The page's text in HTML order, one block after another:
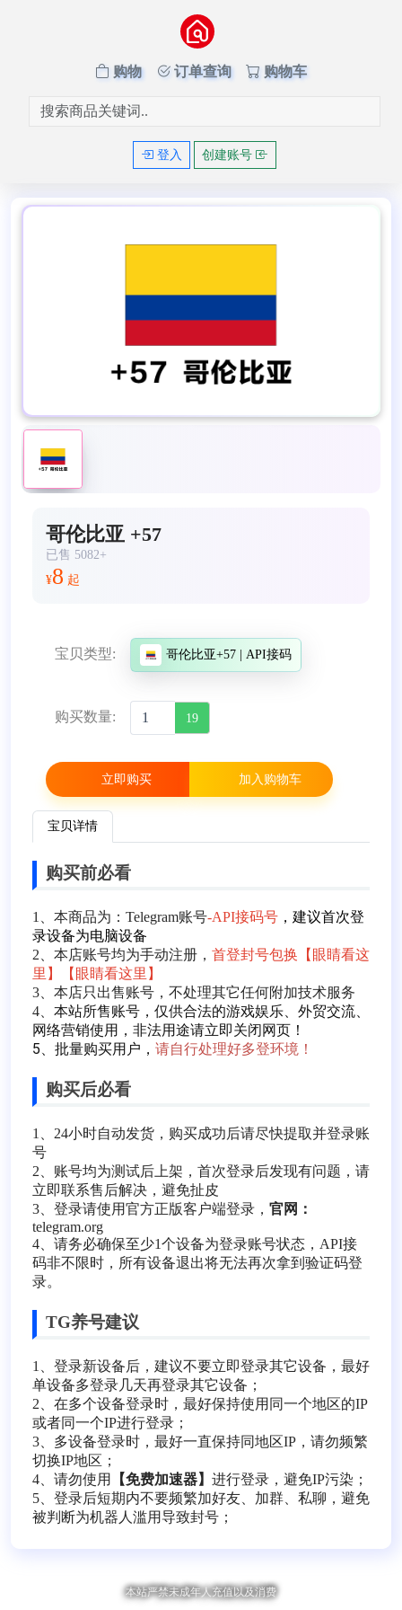
购物 订单查询 购物车
登入 创建账号
哥伦比亚 +57
已售 5082+
¥8 起
宝贝类型: 哥伦比亚+57 | API接码
购买数量: 19
立即购买 加入购物车
宝贝详情
购买前必看
1、本商品为：Telegram账号-API接码号 ，建议首次登
录设备为电脑设备
2、本店账号均为手动注册， 首登封号包换【眼睛看这
里】【眼睛看这里】
3、本店只出售账号，不处理其它任何附加技术服务
4、 本站所售账号，仅供合法的游戏娱乐、外贸交流、
网络营销使用，非法用途请立即关闭网页！
5、批量购买用户， 请自行处理好多登环境！
购买后必看
1、24小时自动发货，购买成功后请尽快提取并登录账
号
2、账号均为测试后上架，首次登录后发现有问题，请
立即联系售后解决，避免扯皮
3、登录请使用官方正版客户端登录， 官网：
telegram.org
4、请务必确保至少1个设备为登录账号状态，API接
码非不限时，所有设备退出将无法再次拿到验证码登
录。
TG养号建议
1、登录新设备后，建议不要立即登录其它设备，最好
单设备多登录几天再登录其它设备；
2、在多个设备登录时，最好保持使用同一个地区的IP
或者同一个IP进行登录；
3、多设备登录时，最好一直保持同地区IP，请勿频繁
切换IP地区；
4、请勿使用
【免费加速器】 进行登录，避免IP污染；
5、登录后短期内不要频繁加好友、加群、私聊，避免
被判断为机器人滥用导致封号；
本站严禁未成年人充值以及消费